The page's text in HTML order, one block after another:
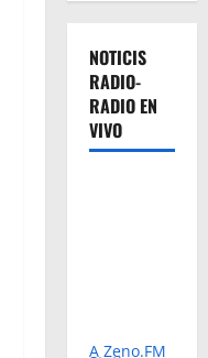
NOTICIS
RADIO-
RADIO EN
VIVO
A Zeno.FM